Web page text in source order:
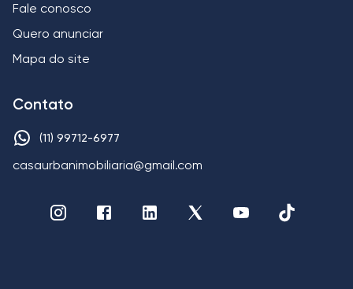
Fale conosco
Quero anunciar
Mapa do site
Contato
(11) 99712-6977
casaurbanimobiliaria@gmail.com